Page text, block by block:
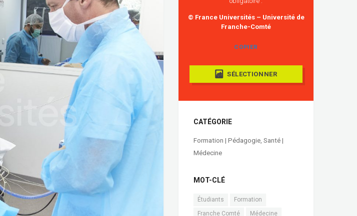
© France Universités – Université de
Franche-Comté
COPIER
SÉLECTIONNER
CATÉGORIE
Formation | Pédagogie, Santé |
Médecine
MOT-CLÉ
Étudiants
Formation
Franche Comté
Médecine